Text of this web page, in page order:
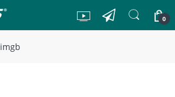
0
imgb